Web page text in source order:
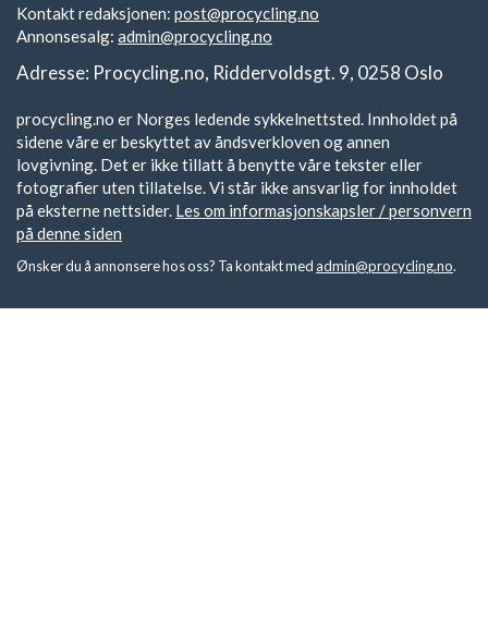
Kontakt redaksjonen: post@procycling.no
Annonsesalg: admin@procycling.no
Adresse: Procycling.no, Riddervoldsgt. 9, 0258 Oslo
procycling.no er Norges ledende sykkelnettsted. Innholdet på
sidene våre er beskyttet av åndsverkloven og annen
lovgivning. Det er ikke tillatt å benytte våre tekster eller
fotografier uten tillatelse. Vi står ikke ansvarlig for innholdet
på eksterne nettsider. Les om informasjonskapsler / personvern
på denne siden
Ønsker du å annonsere hos oss? Ta kontakt medadmin@procycling.no.